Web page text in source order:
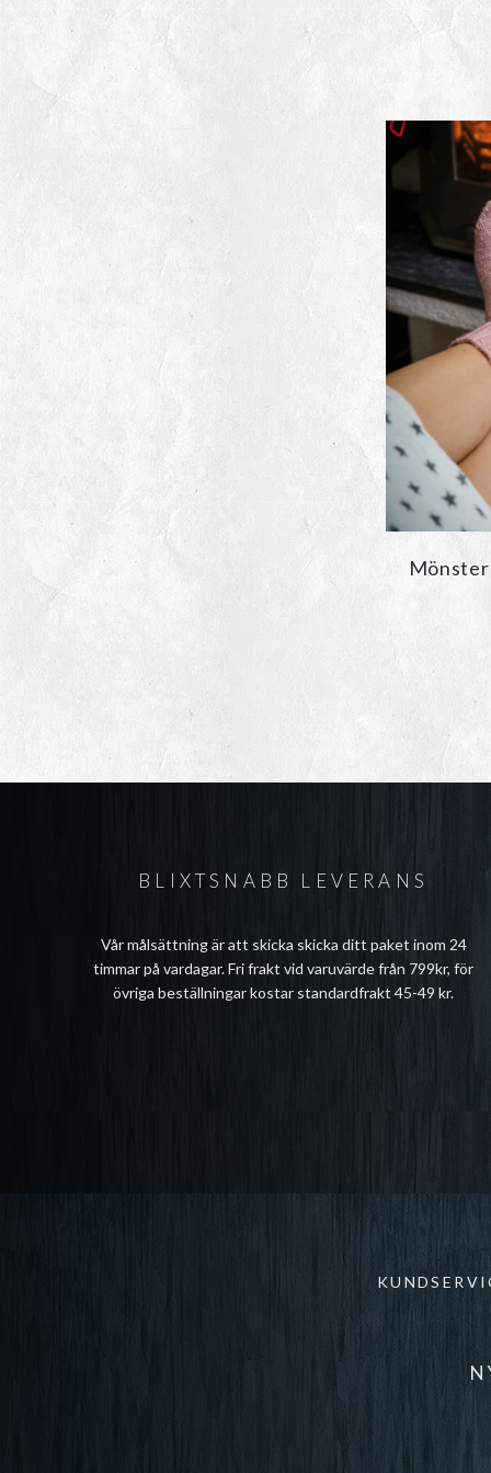
Mönster
BLIXTSNABB LEVERANS
Vår målsättning är att skicka skicka ditt paket inom 24
timmar på vardagar. Fri frakt vid varuvärde från 799kr, för
övriga beställningar kostar standardfrakt 45-49 kr.